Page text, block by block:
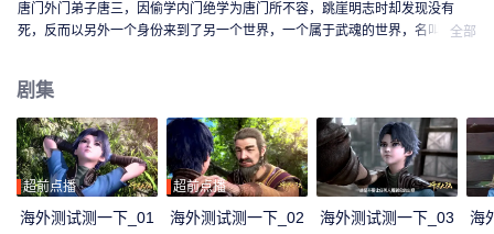
唐门外门弟子唐三，因偷学内门绝学为唐门所不容，跳崖明志时却发现没有
死，反而以另外一个身份来到了另一个世界，一个属于武魂的世界，名叫斗罗
有器物，武魂可以辅助人们的日常生活。而其中一些特别出色的武魂却可以用
来修炼并进行战斗，这个职业，是斗罗大陆上最为强大也是最荣耀的职业“魂
师”。 小小的唐三在圣魂村开始了他的魂师修炼之路，并萌生了振兴唐门的梦
想。当唐门暗器来到斗罗大陆，当唐三武魂觉醒，他能否在这片武魂的世界再
铸唐门的辉煌？
全部
剧集
超前点播
海外测试测一下_01
超前点播
海外测试测一下_02 海外测试测一下_03 海